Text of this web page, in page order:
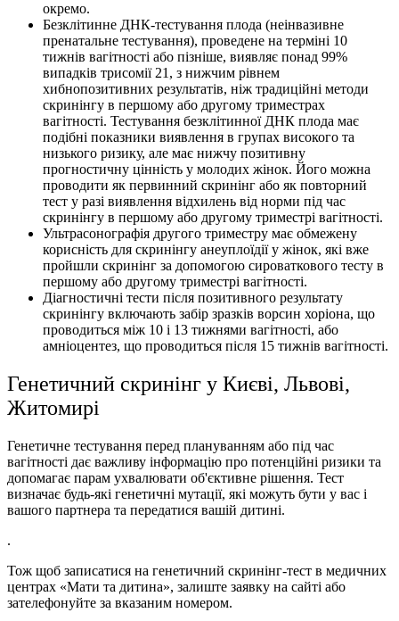
окремо.
Безклітинне ДНК-тестування плода (неінвазивне
пренатальне тестування), проведене на терміні 10
тижнів вагітності або пізніше, виявляє понад 99%
випадків трисомії 21, з нижчим рівнем
хибнопозитивних результатів, ніж традиційні методи
скринінгу в першому або другому триместрах
вагітності. Тестування безклітинної ДНК плода має
подібні показники виявлення в групах високого та
низького ризику, але має нижчу позитивну
прогностичну цінність у молодих жінок. Його можна
проводити як первинний скринінг або як повторний
тест у разі виявлення відхилень від норми під час
скринінгу в першому або другому триместрі вагітності.
Ультрасонографія другого триместру має обмежену
корисність для скринінгу анеуплоїдії у жінок, які вже
пройшли скринінг за допомогою сироваткового тесту в
першому або другому триместрі вагітності.
Діагностичні тести після позитивного результату
скринінгу включають забір зразків ворсин хоріона, що
проводиться між 10 і 13 тижнями вагітності, або
амніоцентез, що проводиться після 15 тижнів вагітності.
Генетичний скринінг у Києві, Львові,
Житомирі
Генетичне тестування перед плануванням або під час
вагітності дає важливу інформацію про потенційні ризики та
допомагає парам ухвалювати об'єктивне рішення. Тест
визначає будь-які генетичні мутації, які можуть бути у вас і
вашого партнера та передатися вашій дитині.
.
Тож щоб записатися на генетичний скринінг-тест в медичних
центрах «Мати та дитина», залиште заявку на сайті або
зателефонуйте за вказаним номером.